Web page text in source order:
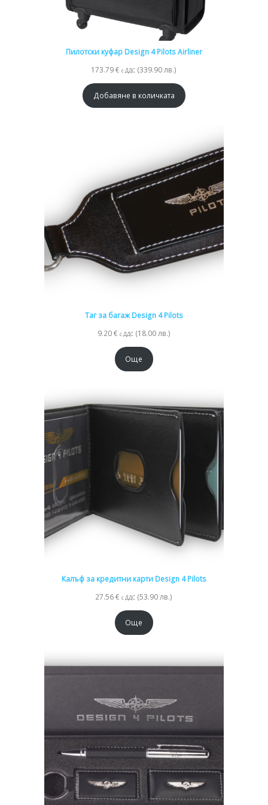
Пилотски куфар Design 4 Pilots Airliner
173.79€ с ДДС (339.90 лв.)
Добавяне в количката
Таг за багаж Design 4 Pilots
9.20€ с ДДС (18.00 лв.)
Още
Калъф за кредитни карти Design 4 Pilots
27.56€ с ДДС (53.90 лв.)
Още